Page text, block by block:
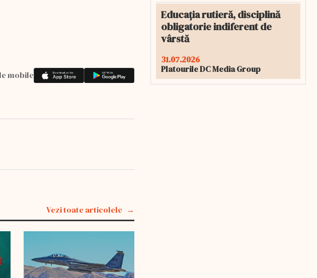
mobile
Vezi toate articolele
Educația rutieră, disciplină
obligatorie indiferent de
vârstă
31.07.2026
Platourile DC Media Group